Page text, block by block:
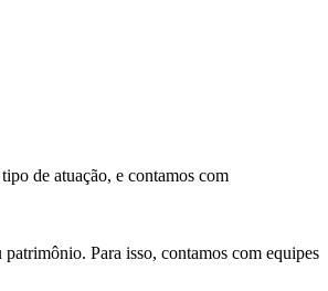
de atuação, e contamos com
Para isso, contamos com equipes